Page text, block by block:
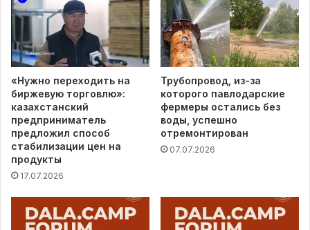
«Нужно переходить на
биржевую торговлю»:
казахстанский
предприниматель
предложил способ
стабилизации цен на
продукты
17.07.2026
Трубопровод, из-за
которого павлодарские
фермеры остались без
воды, успешно
отремонтирован
07.07.2026